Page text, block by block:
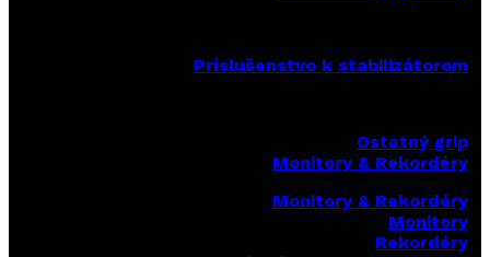
Príslušenstvo k stabilizátorom
Ostatný grip
Monitory & Rekordéry
Monitory & Rekordéry
Monitory
Rekordéry